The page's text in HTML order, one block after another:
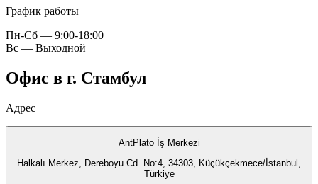
График работы
Пн-Сб — 9:00-18:00
Вс — Выходной
Офис в г. Стамбул
Адрес
AntPlato İş Merkezi
Halkalı Merkez, Dereboyu Cd. No:4, 34303, Küçükçekmece/İstanbul,
Türkiye